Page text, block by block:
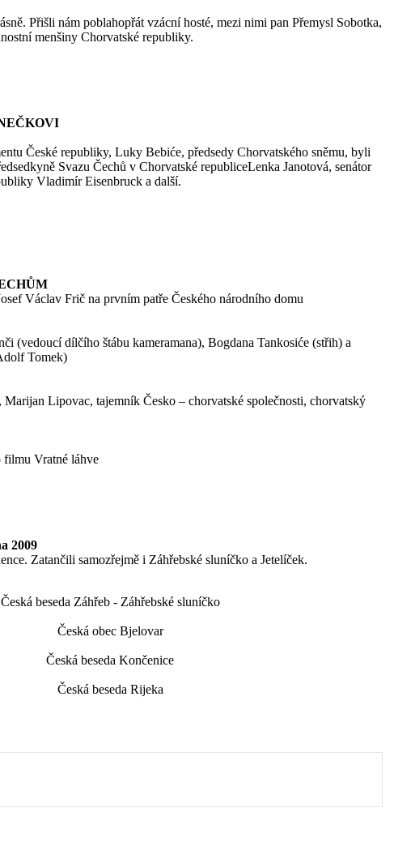
Přišli nám poblahopřát vzácní hosté, mezi nimi pan Přemysl Sobotka,
menšiny Chorvatské republiky.
České republiky, Luky Bebiće, předsedy Chorvatského sněmu, byli
Svazu Čechů v Chorvatské republiceLenka Janotová, senátor
Vladimír Eisenbruck a další.
Václav Frič na prvním patře Českého národního domu
(vedoucí dílčího štábu kameramana), Bogdana Tankosiće (střih) a
Tomek)
Lipovac, tajemník Česko – chorvatské společnosti, chorvatský
filmu Vratné láhve
2009
Zatančili samozřejmě i Záhřebské sluníčko a Jetelíček.
Česká beseda Záhřeb - Záhřebské sluníčko
Česká obec Bjelovar
Česká beseda Končenice
Česká beseda Rijeka